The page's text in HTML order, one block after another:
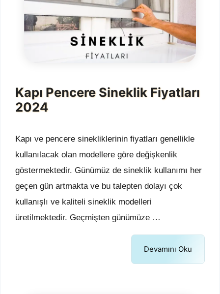
Kapı Pencere Sineklik Fiyatları
2024
Kapı ve pencere sinekliklerinin fiyatları genellikle
kullanılacak olan modellere göre değişkenlik
göstermektedir. Günümüz de sineklik kullanımı her
geçen gün artmakta ve bu talepten dolayı çok
kullanışlı ve kaliteli sineklik modelleri
üretilmektedir. Geçmişten günümüze …
Devamını Oku